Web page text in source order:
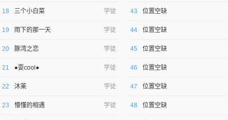
18 三个小白菜 学徒
19 雨下的那一天 学徒
20 豚湾之恋 学徒
21 ●耍cool● 学徒
22 沐莱 学徒
23 懵懂的相遇 学徒
43 位置空缺
44 位置空缺
45 位置空缺
46 位置空缺
47 位置空缺
48 位置空缺